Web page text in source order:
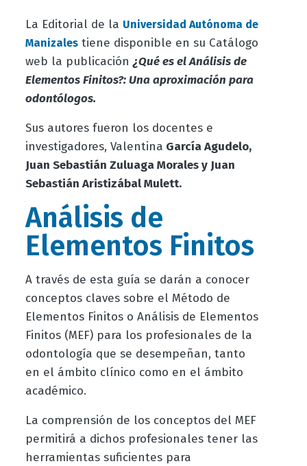
La Editorial de la Universidad Autónoma de
Manizalestiene disponible en su Catálogo
web la publicación ¿Qué es el Análisis de
Elementos Finitos?: Una aproximación para
odontólogos.
Sus autores fueron los docentes e
investigadores, Valentina García Agudelo,
Juan Sebastián Zuluaga Morales y Juan
Sebastián Aristizábal Mulett.
Análisis de
Elementos Finitos
A través de esta guía se darán a conocer
conceptos claves sobre el Método de
Elementos Finitos o Análisis de Elementos
Finitos (MEF) para los profesionales de la
odontología que se desempeñan, tanto
en el ámbito clínico como en el ámbito
académico.
La comprensión de los conceptos del MEF
permitirá a dichos profesionales tener las
herramientas suficientes para